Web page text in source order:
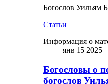
Богослов Уильям
Статьи
Информация о
янв 15 2025
Богословы о
богослов